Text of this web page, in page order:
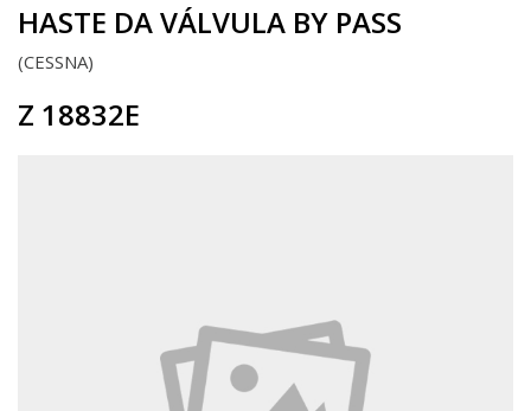
HASTE DA VÁLVULA BY PASS
CESSNA
Z 18832E